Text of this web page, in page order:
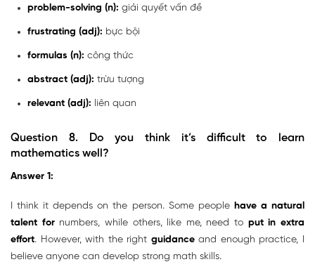
problem-solving (n): giải quyết vấn đề
frustrating (adj): bực bội
formulas (n): công thức
abstract (adj): trừu tượng
relevant (adj): liên quan
Question 8. Do you think it’s difficult to learn
mathematics well?
Answer 1:
I think it depends on the person. Some people have a natural
talent for numbers, while others, like me, need to put in extra
effort. However, with the right guidanceand enough practice, I
believe anyone can develop strong math skills.